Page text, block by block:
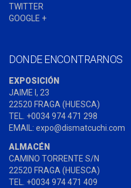
TWITTER
GOOGLE +
DONDE ENCONTRARNOS
EXPOSICIÓN
JAIME I, 23
22520 FRAGA (HUESCA)
TEL. +0034 974 471 298
EMAIL: expo@dismatcuchi.com
ALMACÉN
CAMINO TORRENTE S/N
22520 FRAGA (HUESCA)
TEL. +0034 974 471 409